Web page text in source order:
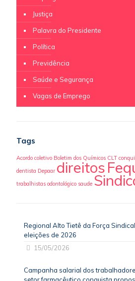
Justiça
Palavra do Presidente
Política
Previdência
Saúde e Segurança
Vagas de Emprego
Tags
Acordo coletivo Boletim dos Químicos CLT
dentista Depaar direitos
trabalhistas odontológico saude
Regional Alto Tietê da Força
eleições de 2026
15/05/2026
Campanha salarial dos